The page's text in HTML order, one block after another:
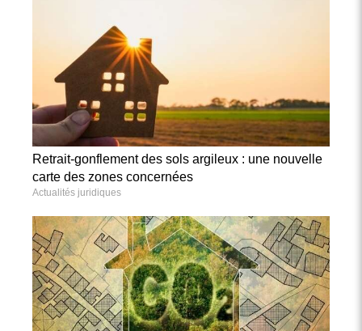
Retrait-gonflement des sols argileux : une nouvelle
carte des zones concernées
Actualités juridiques